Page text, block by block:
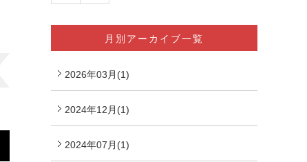
月別アーカイブ一覧
2026年03月(1)
2024年12月(1)
2024年07月(1)